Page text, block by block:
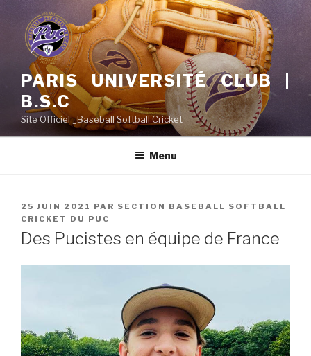
contenu
principal
PARIS UNIVERSITÉ CLUB |
B.S.C
Site Officiel _Baseball Softball Cricket
Menu
PUBLIÉ
LE
25 JUIN 2021 PAR SECTION BASEBALL SOFTBALL
CRICKET DU PUC
Des Pucistes en équipe de France